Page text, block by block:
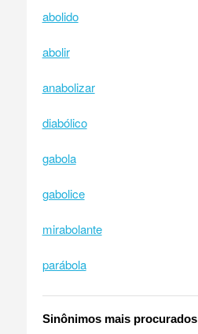
abolido
abolir
anabolizar
diabólico
gabola
gabolice
mirabolante
parábola
Sinônimos mais procurados